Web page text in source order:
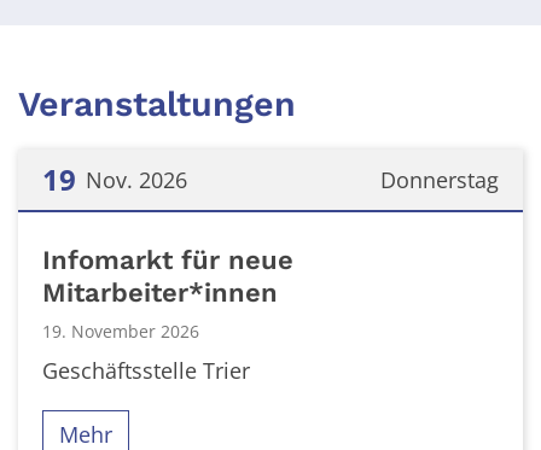
Veranstaltungen
Donnerstag
19 Nov. 2026
Infomarkt für neue
Mitarbeiter*innen
19. November 2026
Geschäftsstelle Trier
Mehr